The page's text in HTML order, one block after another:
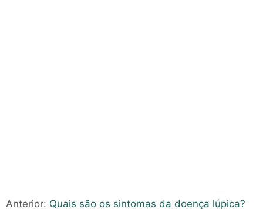
Anterior: Quais são os sintomas da doença lúpica?